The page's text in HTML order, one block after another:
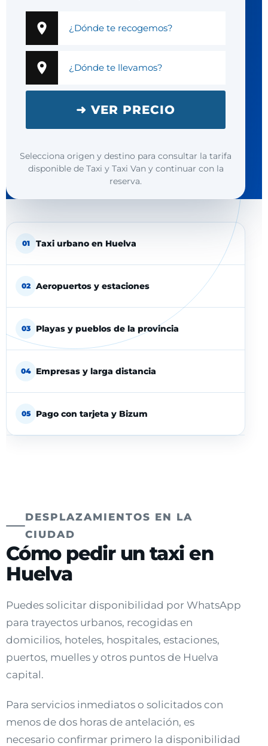
¿Dónde te recogemos?
¿Dónde te llevamos?
➜ VER PRECIO
Selecciona origen y destino para consultar la tarifa
disponible de Taxi y Taxi Van y continuar con la
reserva.
01 Taxi urbano en Huelva
02 Aeropuertos y estaciones
03 Playas y pueblos de la provincia
04 Empresas y larga distancia
05 Pago con tarjeta y Bizum
DESPLAZAMIENTOS EN LA
CIUDAD
Cómo pedir un taxi en
Huelva
Puedes solicitar disponibilidad por WhatsApp
para trayectos urbanos, recogidas en
domicilios, hoteles, hospitales, estaciones,
puertos, muelles y otros puntos de Huelva
capital.
Para servicios inmediatos o solicitados con
menos de dos horas de antelación, es
necesario confirmar primero la disponibilidad